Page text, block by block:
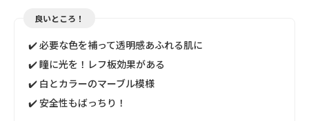
良いところ！
✔️ 必要な色を補って透明感あふれる肌に
✔️ 瞳に光を！レフ板効果がある
✔️ 白とカラーのマーブル模様
✔️ 安全性もばっちり！